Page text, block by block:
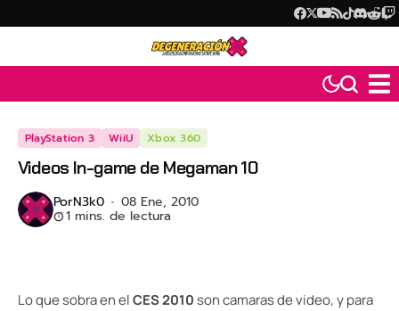
PlayStation 3 WiiU Xbox 360
Videos In-game de Megaman 10
PorN3k0 08 Ene, 2010
1 mins. de lectura
Lo que sobra en elCES 2010son camaras de video, y para